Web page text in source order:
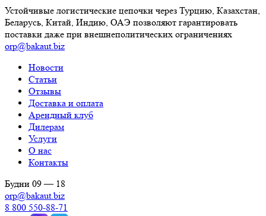
Устойчивые логистические цепочки через Турцию, Казахстан,
Беларусь, Китай, Индию, ОАЭ позволяют гарантировать
поставки даже при внешнеполитических ограничениях
orp@bakaut.biz
Новости
Статьи
Отзывы
Доставка и оплата
Арендный клуб
Дилерам
Услуги
О нас
Контакты
Будни 09 — 18
orp@bakaut.biz
8 800 550-88-71